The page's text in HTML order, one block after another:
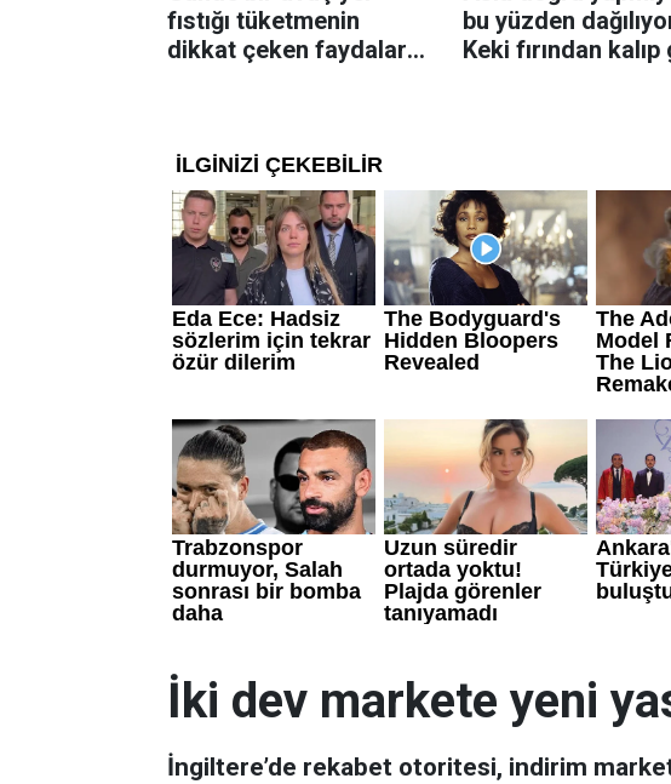
fıstığı tüketmenin
dikkat çeken faydaları:
bu yüzden
Keki fırından kalıp
İki dev markete yeni
İngiltere’de rekabet otoritesi, indirim